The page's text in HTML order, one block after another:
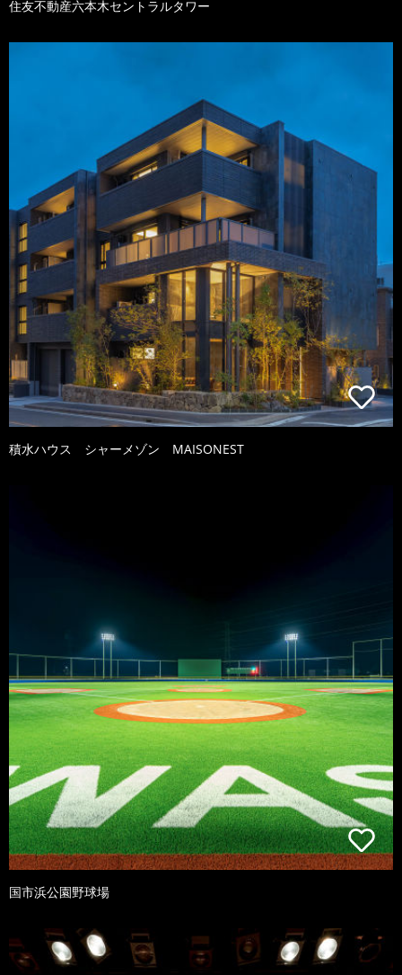
住友不動産六本木セントラルタワー
積水ハウス シャーメゾン MAISONEST
国市浜公園野球場